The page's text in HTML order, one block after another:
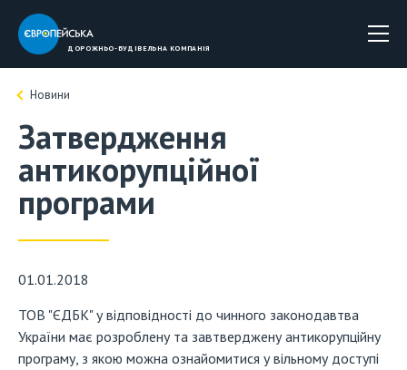
ДОРОЖНЬО-БУДIВЕЛЬНА КОМПАНIЯ
Новини
Затвердження
антикорупційної
програми
01.01.2018
ТОВ "ЄДБК" у відповідності до чинного законодавтва
України має розроблену та завтверджену антикорупційну
програму, з якою можна ознайомитися у вільному доступі